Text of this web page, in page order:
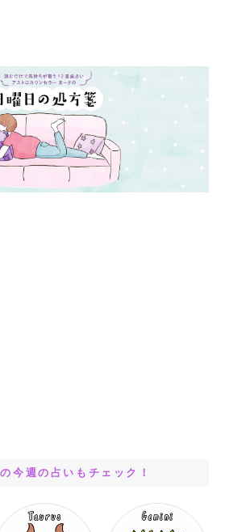
今週の占いもチェック！